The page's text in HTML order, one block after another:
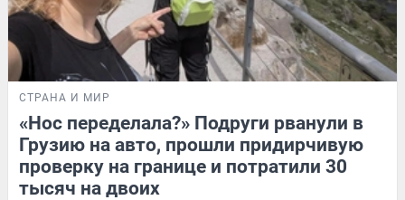
СТРАНА И МИР
«Нос переделала?» Подруги рванули в
Грузию на авто, прошли придирчивую
проверку на границе и потратили 30
тысяч на двоих